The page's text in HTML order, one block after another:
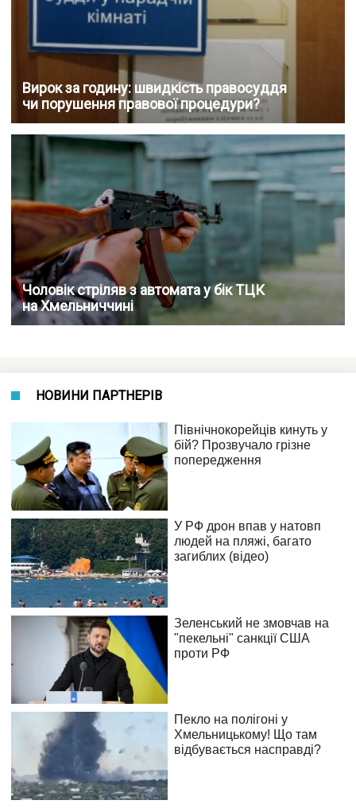
Вирок за годину: швидкість правосуддя
чи порушення правової процедури?
Чоловік стріляв з автомата у бік ТЦК
на Хмельниччині
НОВИНИ ПАРТНЕРІВ